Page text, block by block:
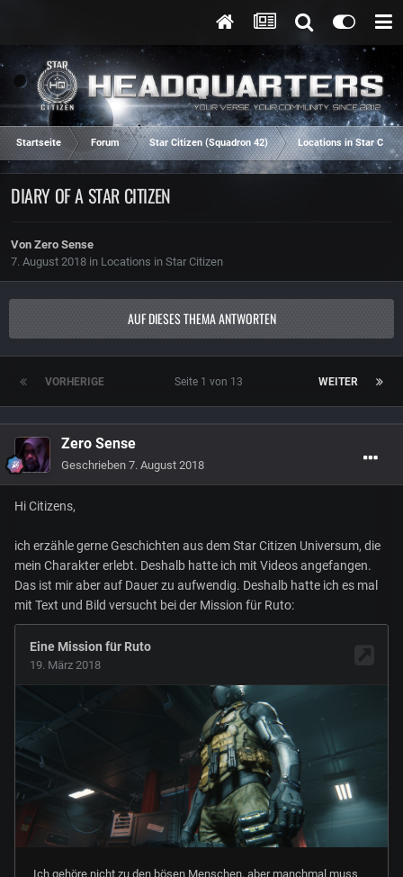
Startseite Forum Star Citizen (Squadron 42) Locations in Star
DIARY OF A STAR CITIZEN
Von Zero Sense
7. August 2018 in Locations in Star Citizen
AUF DIESES THEMA ANTWORTEN
VORHERIGE WEITER
Seite 1 von 13
Zero Sense
Geschrieben 7. August 2018
Hi Citizens,
ich erzähle gerne Geschichten aus dem Star Citizen Universum, die
mein Charakter erlebt. Deshalb hatte ich mit Videos angefangen.
Das ist mir aber auf Dauer zu aufwendig. Deshalb hatte ich es mal
mit Text und Bild versucht bei der Mission für Ruto: